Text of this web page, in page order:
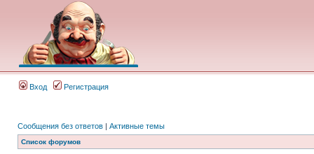
Вход Регистрация
Сообщения без ответов | Активные темы
Список форумов